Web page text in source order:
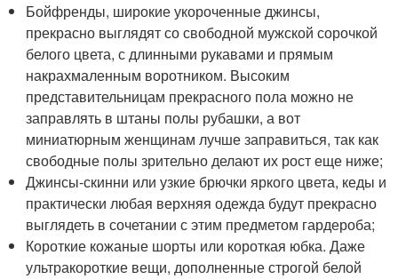
Бойфренды, широкие укороченные джинсы,
прекрасно выглядят со свободной мужской сорочкой
белого цвета, с длинными рукавами и прямым
накрахмаленным воротником. Высоким
представительницам прекрасного пола можно не
заправлять в штаны полы рубашки, а вот
миниатюрным женщинам лучше заправиться, так как
свободные полы зрительно делают их рост еще ниже;
Джинсы-скинни или узкие брючки яркого цвета, кеды и
практически любая верхняя одежда будут прекрасно
выглядеть в сочетании с этим предметом гардероба;
Короткие кожаные шорты или короткая юбка. Даже
ультракороткие вещи, дополненные строгой белой